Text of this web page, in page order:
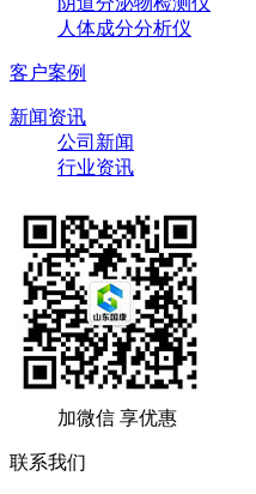
人体成分分析仪
客户案例
新闻资讯
公司新闻
行业资讯
加微信 享优惠
联系我们